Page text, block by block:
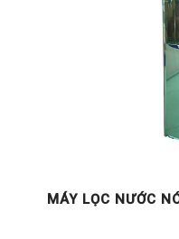
MÁY LỌC NƯỚC